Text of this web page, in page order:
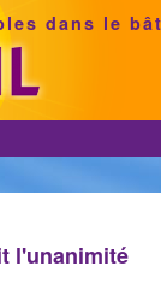
dans le
l'unanimité